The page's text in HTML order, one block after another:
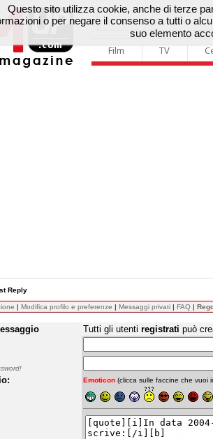
Film TV
Reply
| Modifica profilo e preferenze | Messaggi privati | FAQ |
Tutti gli utenti registrati può
Emoticon (clicca sulle faccine che vuoi
Questo sito utilizza cookie, anche di terze
o per negare il consenso a tutti o
suo elemento